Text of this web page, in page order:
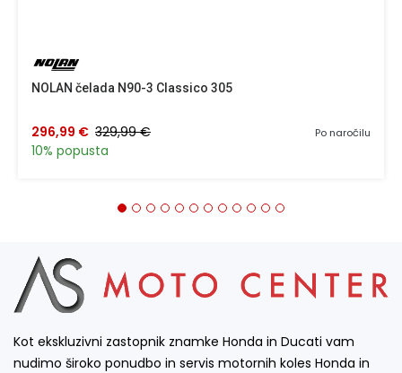
NOLAN čelada N90-3 Classico 305
Po naročilu
296,99 € 329,99 €
10% popusta
Kot ekskluzivni zastopnik znamke Honda in Ducati vam
nudimo široko ponudbo in servis motornih koles Honda in